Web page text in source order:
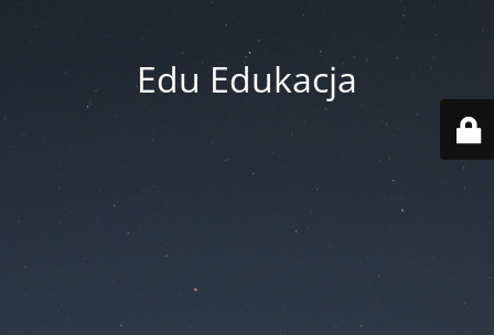
Edu Edukacja